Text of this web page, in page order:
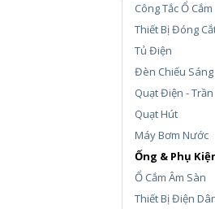
Công Tắc Ổ Cắm
Thiết Bị Đóng
Tủ Điện
Đèn Chiếu Sáng
Quạt Điện - Trần
Quạt Hút
Máy Bơm Nước
Ống & Phụ
Ổ Cắm Âm Sàn
Thiết Bị Điện